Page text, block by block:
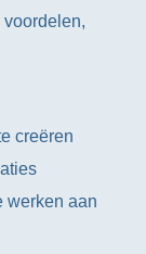
creëren
werken aan